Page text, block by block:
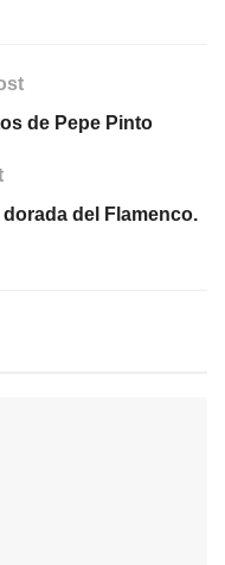
de Pepe Pinto
del Flamenco.